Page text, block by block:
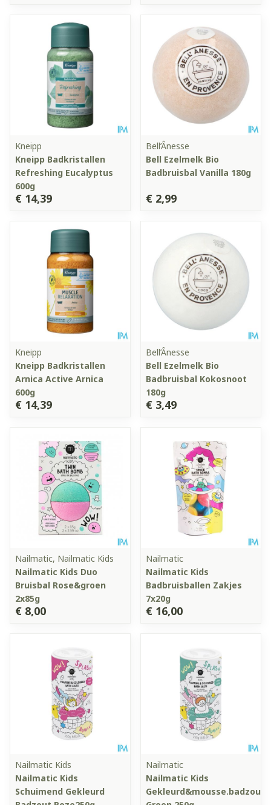
Kneipp
Kneipp Badkristallen
Refreshing Eucalyptus
600g
€ 14,39
Bell’Ânesse
Bell Ezelmelk Bio
Badbruisbal Vanilla 180g
€ 2,99
Kneipp
Kneipp Badkristallen
Arnica Active Arnica
600g
€ 14,39
Bell’Ânesse
Bell Ezelmelk Bio
Badbruisbal Kokosnoot
180g
€ 3,49
Nailmatic, Nailmatic Kids
Nailmatic Kids Duo
Bruisbal Rose&groen
2x85g
€ 8,00
Nailmatic
Nailmatic Kids
Badbruisballen Zakjes
7x20g
€ 16,00
Nailmatic Kids
Nailmatic Kids
Schuimend Gekleurd
Nailmatic
Nailmatic Kids
Gekleurd&mousse.badzout